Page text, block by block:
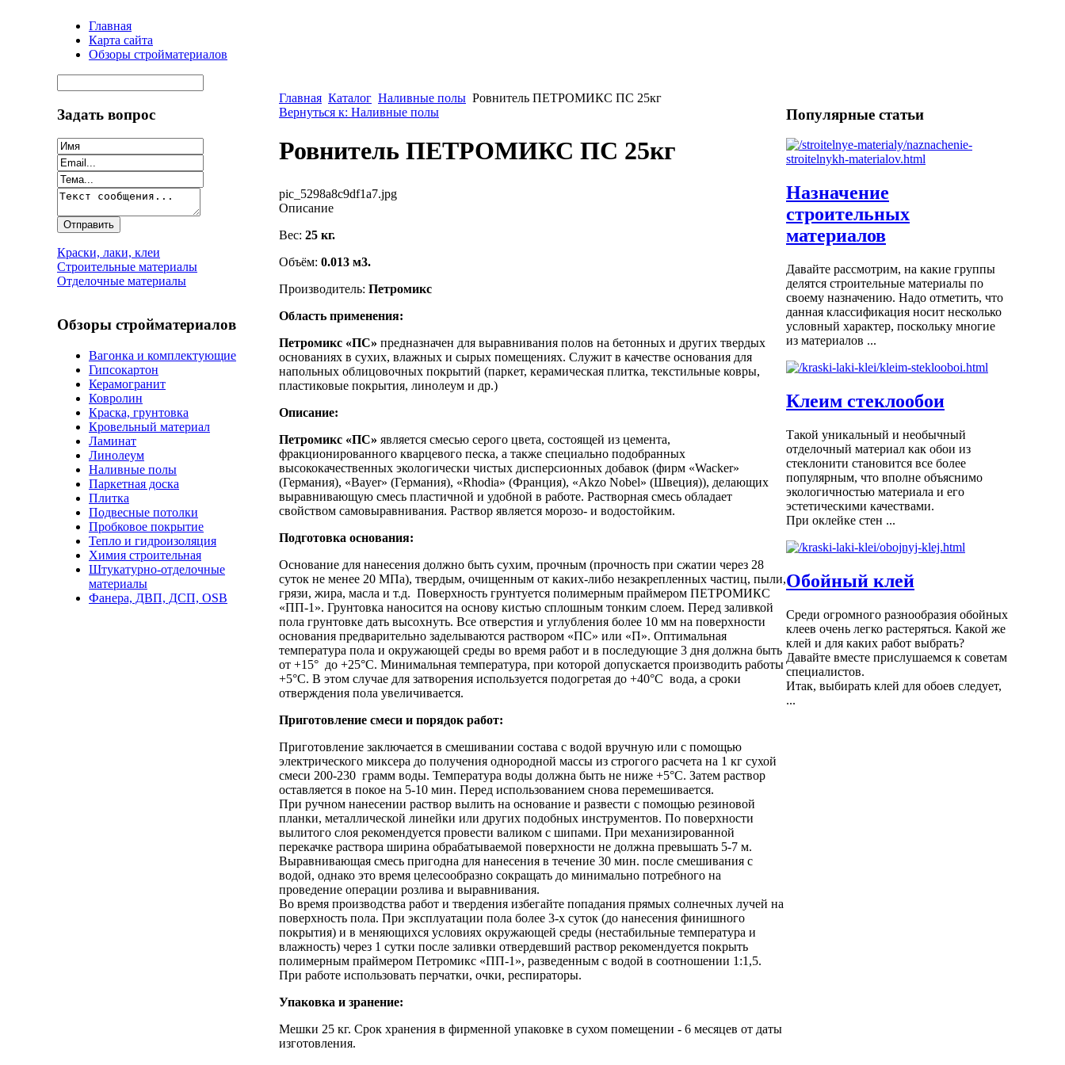
Главная
Карта сайта
Обзоры стройматериалов
Задать вопрос
Краски, лаки, клеи
Строительные материалы
Отделочные материалы
Обзоры стройматериалов
Вагонка и комплектующие
Гипсокартон
Керамогранит
Ковролин
Краска, грунтовка
Кровельный материал
Ламинат
Линолеум
Наливные полы
Паркетная доска
Плитка
Подвесные потолки
Пробковое покрытие
Тепло и гидроизоляция
Химия строительная
Штукатурно-отделочные
материалы
Фанера, ДВП, ДСП, OSB
Главная Каталог Наливные полы Ровнитель ПЕТРОМИКС ПС 25кг
Вернуться к: Наливные полы
Ровнитель ПЕТРОМИКС ПС 25кг
pic_5298a8c9df1a7.jpg
Описание
Вес: 25 кг.
Объём: 0.013 м3.
Производитель: Петромикс
Область применения:
Петромикс «ПС» предназначен для выравнивания полов на бетонных и других твердых
основаниях в сухих, влажных и сырых помещениях. Служит в качестве основания для
напольных облицовочных покрытий (паркет, керамическая плитка, текстильные ковры,
пластиковые покрытия, линолеум и др.)
Описание:
Петромикс «ПС» является смесью серого цвета, состоящей из цемента,
фракционированного кварцевого песка, а также специально подобранных
высококачественных экологически чистых дисперсионных добавок (фирм «Wacker»
(Германия), «Bayer» (Германия), «Rhodia» (Франция), «Akzo Nobel» (Швеция)), делающих
выравнивающую смесь пластичной и удобной в работе. Растворная смесь обладает
свойством самовыравнивания. Раствор является морозо- и водостойким.
Подготовка основания:
Основание для нанесения должно быть сухим, прочным (прочность при сжатии через 28
суток не менее 20 МПа), твердым, очищенным от каких-либо незакрепленных частиц, пыли,
грязи, жира, масла и т.д. Поверхность грунтуется полимерным праймером ПЕТРОМИКС
«ПП-1». Грунтовка наносится на основу кистью сплошным тонким слоем. Перед заливкой
пола грунтовке дать высохнуть. Все отверстия и углубления более 10 мм на поверхности
основания предварительно заделываются раствором «ПС» или «П». Оптимальная
температура пола и окружающей среды во время работ и в последующие 3 дня должна быть
от +15° до +25°С. Минимальная температура, при которой допускается производить работы
+5°С. В этом случае для затворения используется подогретая до +40°С вода, а сроки
отверждения пола увеличивается.
Приготовление смеси и порядок работ:
Приготовление заключается в смешивании состава с водой вручную или с помощью
электрического миксера до получения однородной массы из строгого расчета на 1 кг сухой
смеси 200-230 грамм воды. Температура воды должна быть не ниже +5°С. Затем раствор
оставляется в покое на 5-10 мин. Перед использованием снова перемешивается.
При ручном нанесении раствор вылить на основание и развести с помощью резиновой
планки, металлической линейки или других подобных инструментов. По поверхности
вылитого слоя рекомендуется провести валиком с шипами. При механизированной
перекачке раствора ширина обрабатываемой поверхности не должна превышать 5-7 м.
Выравнивающая смесь пригодна для нанесения в течение 30 мин. после смешивания с
водой, однако это время целесообразно сокращать до минимально потребного на
проведение операции розлива и выравнивания.
Во время производства работ и твердения избегайте попадания прямых солнечных лучей на
поверхность пола. При эксплуатации пола более 3-х суток (до нанесения финишного
покрытия) и в меняющихся условиях окружающей среды (нестабильные температура и
влажность) через 1 сутки после заливки отвердевший раствор рекомендуется покрыть
полимерным праймером Петромикс «ПП-1», разведенным с водой в соотношении 1:1,5.
При работе использовать перчатки, очки, респираторы.
Упаковка и зранение:
Мешки 25 кг. Срок хранения в фирменной упаковке в сухом помещении - 6 месяцев от даты
изготовления.
Популярные статьи
Назначение
строительных
материалов
Давайте рассмотрим, на какие группы
делятся строительные материалы по
своему назначению. Надо отметить, что
данная классификация носит несколько
условный характер, поскольку многие
из материалов ...
Клеим стеклообои
Такой уникальный и необычный
отделочный материал как обои из
стеклонити становится все более
популярным, что вполне объяснимо
экологичностью материала и его
эстетическими качествами.
При оклейке стен ...
Обойный клей
Среди огромного разнообразия обойных
клеев очень легко растеряться. Какой же
клей и для каких работ выбрать?
Давайте вместе прислушаемся к советам
специалистов.
Итак, выбирать клей для обоев следует,
...